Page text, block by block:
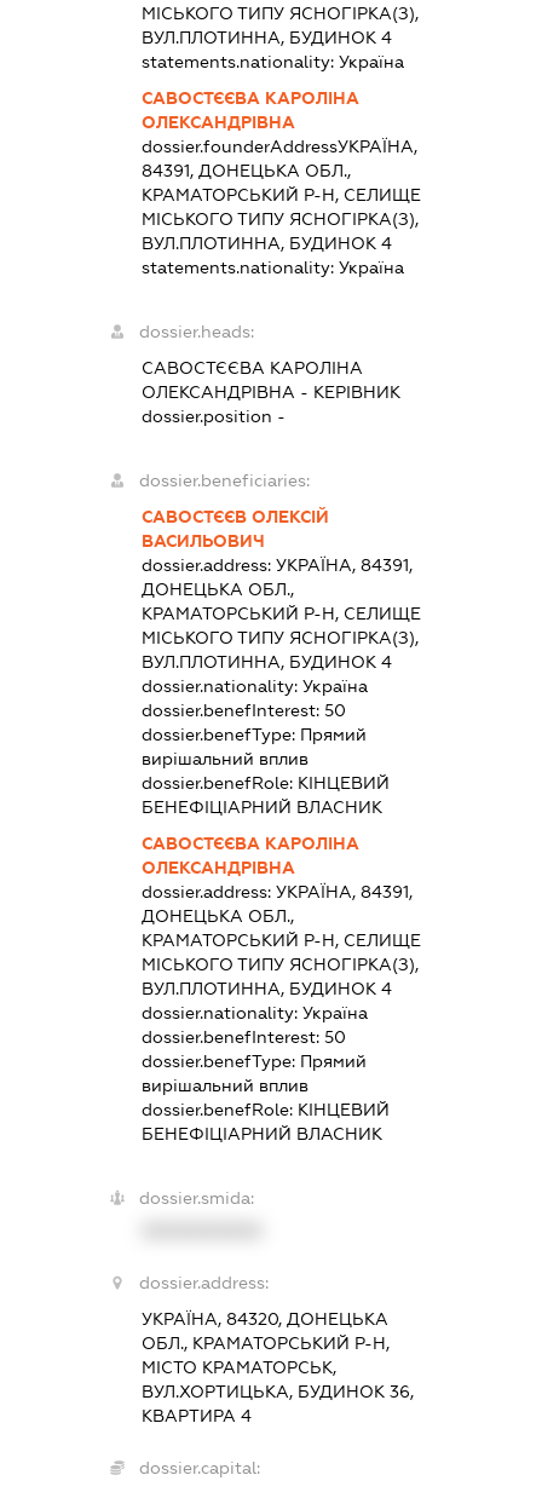
МІСЬКОГО ТИПУ ЯСНОГІРКА(З),
ВУЛ.ПЛОТИННА, БУДИНОК 4
statements.nationality: Україна
САВОСТЄЄВА КАРОЛІНА
ОЛЕКСАНДРІВНА
dossier.founderAddressУКРАЇНА,
84391, ДОНЕЦЬКА ОБЛ.,
КРАМАТОРСЬКИЙ Р-Н, СЕЛИЩЕ
МІСЬКОГО ТИПУ ЯСНОГІРКА(З),
ВУЛ.ПЛОТИННА, БУДИНОК 4
statements.nationality: Україна
dossier.heads:
САВОСТЄЄВА КАРОЛІНА
ОЛЕКСАНДРІВНА - КЕРІВНИК
dossier.position -
dossier.beneficiaries:
САВОСТЄЄВ ОЛЕКСІЙ
ВАСИЛЬОВИЧ
dossier.address: УКРАЇНА, 84391,
ДОНЕЦЬКА ОБЛ.,
КРАМАТОРСЬКИЙ Р-Н, СЕЛИЩЕ
МІСЬКОГО ТИПУ ЯСНОГІРКА(З),
ВУЛ.ПЛОТИННА, БУДИНОК 4
dossier.nationality: Україна
dossier.benefInterest: 50
dossier.benefType: Прямий
вирішальний вплив
dossier.benefRole: КІНЦЕВИЙ
БЕНЕФІЦІАРНИЙ ВЛАСНИК
САВОСТЄЄВА КАРОЛІНА
ОЛЕКСАНДРІВНА
dossier.address: УКРАЇНА, 84391,
ДОНЕЦЬКА ОБЛ.,
КРАМАТОРСЬКИЙ Р-Н, СЕЛИЩЕ
МІСЬКОГО ТИПУ ЯСНОГІРКА(З),
ВУЛ.ПЛОТИННА, БУДИНОК 4
dossier.nationality: Україна
dossier.benefInterest: 50
dossier.benefType: Прямий
вирішальний вплив
dossier.benefRole: КІНЦЕВИЙ
БЕНЕФІЦІАРНИЙ ВЛАСНИК
dossier.smida:
dossier.address:
УКРАЇНА, 84320, ДОНЕЦЬКА
ОБЛ., КРАМАТОРСЬКИЙ Р-Н,
МІСТО КРАМАТОРСЬК,
ВУЛ.ХОРТИЦЬКА, БУДИНОК 36,
КВАРТИРА 4
dossier.capital: